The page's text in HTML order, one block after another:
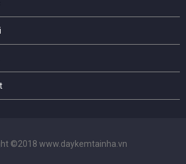
©2018 www.daykemtainha.vn